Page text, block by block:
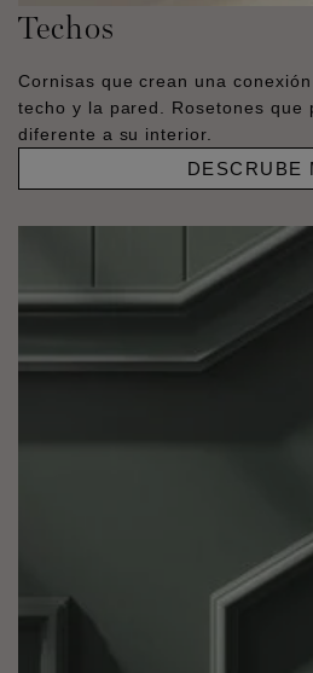
Techos
Cornisas que crean una
techo y la pared. Rosetones que
diferente a su interior.
DESCRUBE